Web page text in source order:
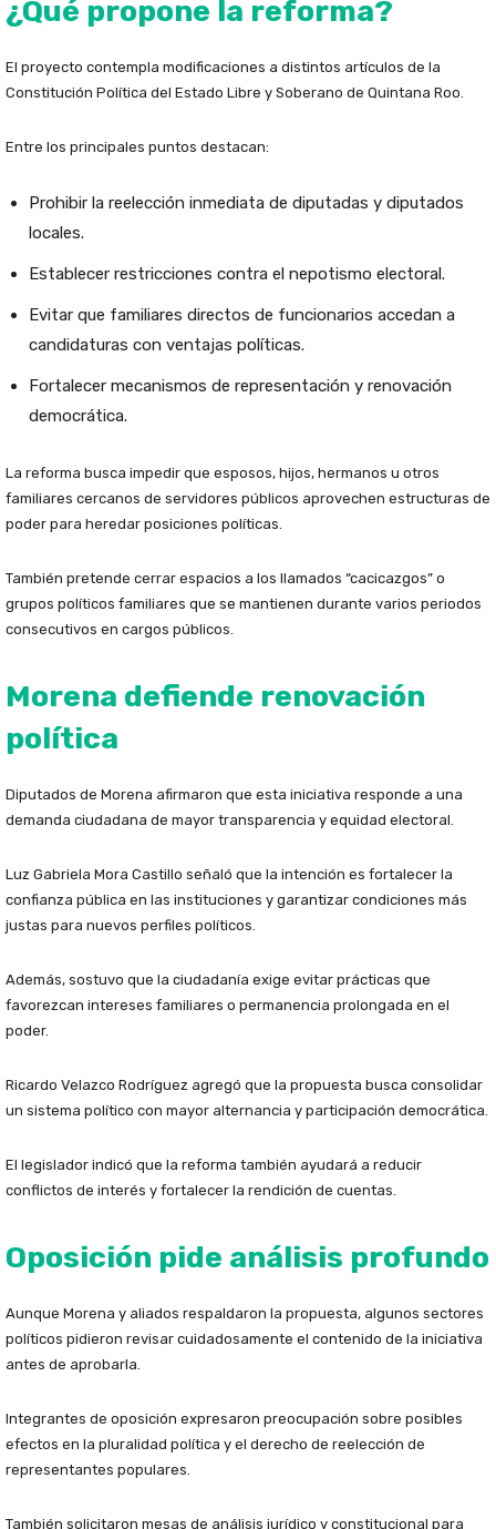
¿Qué propone la reforma?
El proyecto contempla modificaciones a distintos artículos de la
Constitución Política del Estado Libre y Soberano de Quintana Roo.
Entre los principales puntos destacan:
Prohibir la reelección inmediata de diputadas y diputados
locales.
Establecer restricciones contra el nepotismo electoral.
Evitar que familiares directos de funcionarios accedan a
candidaturas con ventajas políticas.
Fortalecer mecanismos de representación y renovación
democrática.
La reforma busca impedir que esposos, hijos, hermanos u otros
familiares cercanos de servidores públicos aprovechen estructuras de
poder para heredar posiciones políticas.
También pretende cerrar espacios a los llamados “cacicazgos” o
grupos políticos familiares que se mantienen durante varios periodos
consecutivos en cargos públicos.
Morena defiende renovación
política
Diputados de Morena afirmaron que esta iniciativa responde a una
demanda ciudadana de mayor transparencia y equidad electoral.
Luz Gabriela Mora Castillo señaló que la intención es fortalecer la
confianza pública en las instituciones y garantizar condiciones más
justas para nuevos perfiles políticos.
Además, sostuvo que la ciudadanía exige evitar prácticas que
favorezcan intereses familiares o permanencia prolongada en el
poder.
Ricardo Velazco Rodríguez agregó que la propuesta busca consolidar
un sistema político con mayor alternancia y participación democrática.
El legislador indicó que la reforma también ayudará a reducir
conflictos de interés y fortalecer la rendición de cuentas.
Oposición pide análisis profundo
Aunque Morena y aliados respaldaron la propuesta, algunos sectores
políticos pidieron revisar cuidadosamente el contenido de la iniciativa
antes de aprobarla.
Integrantes de oposición expresaron preocupación sobre posibles
efectos en la pluralidad política y el derecho de reelección de
representantes populares.
También solicitaron mesas de análisis jurídico y constitucional para